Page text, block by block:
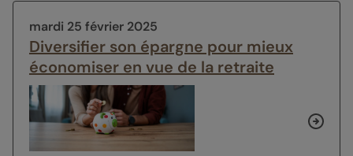
mardi 25 février 2025
Diversifier son épargne pour mieux
économiser en vue de la retraite